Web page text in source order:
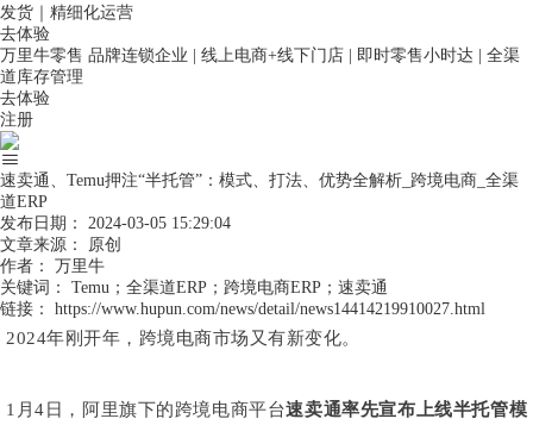
发货｜精细化运营
去体验
万里牛零售 品牌连锁企业 | 线上电商+线下门店 | 即时零售小时达 | 全渠
道库存管理
去体验
注册
速卖通、Temu押注“半托管”：模式、打法、优势全解析_跨境电商_全渠
道ERP
发布日期：
2024-03-05 15:29:04
文章来源：
原创
作者：
万里牛
关键词：
Temu；全渠道ERP；跨境电商ERP；速卖通
链接：
https://www.hupun.com/news/detail/news14414219910027.html
2024年刚开年，跨境电商市场又有新变化。
1月4日，阿里旗下的跨境电商平台速卖通率先宣布上线半托管模